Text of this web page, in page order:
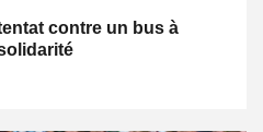
contre un bus à